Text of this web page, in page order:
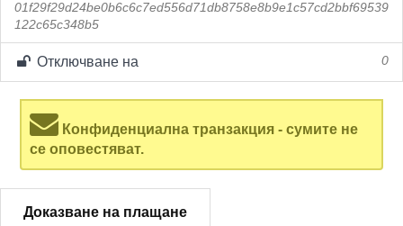
01f29f29d24be0b6c6c7ed556d71db8758e8b9e1c57cd2bbf69539
122c65c348b5
Отключване на 0
Конфиденциална транзакция - сумите не
се оповестяват.
Доказване на плащане